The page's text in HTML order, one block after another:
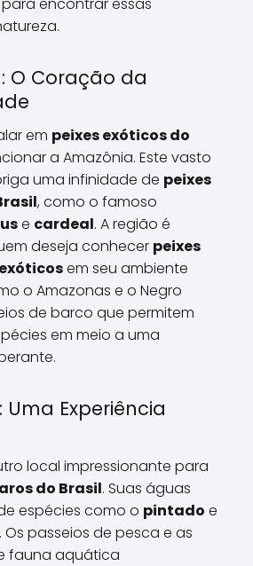
O Coração da
em peixes exóticos do
a Amazônia. Este vasto
uma infinidade de peixes
, como o famoso
e cardeal. A região é
deseja conhecer peixes
em seu ambiente
o Amazonas e o Negro
de barco que permitem
em meio a uma
Uma Experiência
local impressionante para
do Brasil. Suas águas
espécies como o pintado e
. Os passeios de pesca e as
fauna aquática